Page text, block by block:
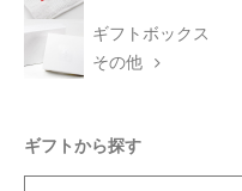
ギフトボックス
その他
ギフトから探す